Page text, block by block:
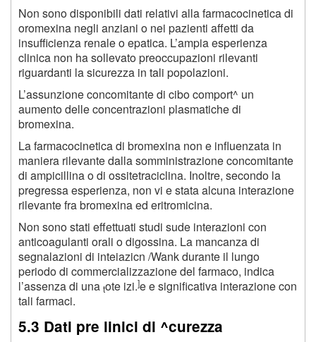
Non sono disponibili dati relativi alla farmacocinetica di
oromexina negli anziani o nei pazienti affetti da
insufficienza renale o epatica. L’ampia esperienza
clinica non ha sollevato preoccupazioni rilevanti
riguardanti la sicurezza in tali popolazioni.
L’assunzione concomitante di cibo comport^ un
aumento delle concentrazioni plasmatiche di
bromexina.
La farmacocinetica di bromexina non e influenzata in
maniera rilevante dalla somministrazione concomitante
di ampicillina o di ossitetraciclina. Inoltre, secondo la
pregressa esperienza, non vi e stata alcuna interazione
rilevante fra bromexina ed eritromicina.
Non sono stati effettuati studi sude interazioni con
anticoagulanti orali o digossina. La mancanza di
segnalazioni di inteiazicn /Wank durante il lungo
periodo di commercializzazione del farmaco, indica
l’assenza di una tote izi.]e e significativa interazione con
tali farmaci.
5.3 Dati pre linici di ^curezza